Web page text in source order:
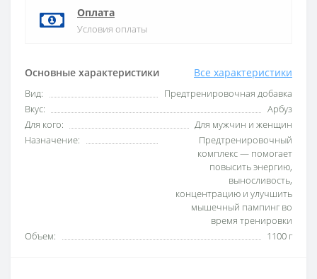
Основные характеристики Все характеристики
Вид:
Предтренировочная добавка
Вкус:
Арбуз
Для кого:
Для мужчин и женщин
Назначение:
Предтренировочный
комплекс — помогает
повысить энергию,
выносливость,
концентрацию и улучшить
мышечный пампинг во
время тренировки
Объем:
1100 г
Оплата
Условия оплаты